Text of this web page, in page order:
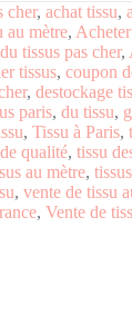
cher, achat tissu,
au mètre,
tissus pas cher,
tissus, coupon
, destockage
paris, du tissu,
, Tissu à Paris,
qualité, tissu
au mètre,
, vente de tissu
, Vente de